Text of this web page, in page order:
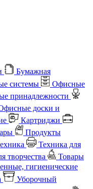
Бумажная
системы
Офисные
принадлежности
доски и
Картриджи
Продукты
Техника для
творчества
Товары
гигиенические
Уборочный